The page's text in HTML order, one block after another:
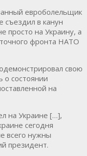
евроболельщик
в канун
просто на Украину, а
фронта НАТО
свою
состоянии
на
на Украине […],
сегодня
всего нужны
президент.